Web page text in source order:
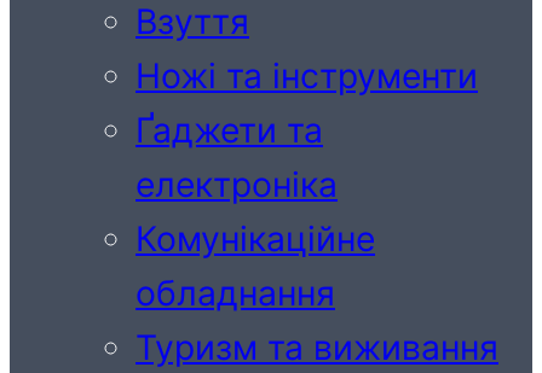
Взуття
Ножі та інструменти
Ґаджети та
електроніка
Комунікаційне
обладнання
Туризм та виживання